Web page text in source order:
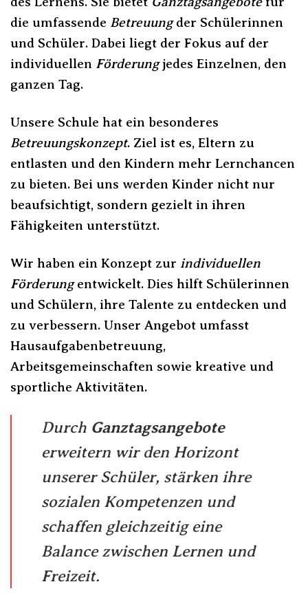
die umfassende Betreuungder Schülerinnen
und Schüler. Dabei liegt der Fokus auf der
individuellen Förderungjedes Einzelnen, den
ganzen Tag.
Unsere Schule hat ein besonderes
Betreuungskonzept. Ziel ist es, Eltern zu
entlasten und den Kindern mehr Lernchancen
zu bieten. Bei uns werden Kinder nicht nur
beaufsichtigt, sondern gezielt in ihren
Fähigkeiten unterstützt.
Wir haben ein Konzept zur individuellen
Förderungentwickelt. Dies hilft Schülerinnen
und Schülern, ihre Talente zu entdecken und
zu verbessern. Unser Angebot umfasst
Hausaufgabenbetreuung,
Arbeitsgemeinschaften sowie kreative und
sportliche Aktivitäten.
Durch Ganztagsangebote
erweitern wir den Horizont
unserer Schüler, stärken ihre
sozialen Kompetenzen und
schaffen gleichzeitig eine
Balance zwischen Lernen und
Freizeit.